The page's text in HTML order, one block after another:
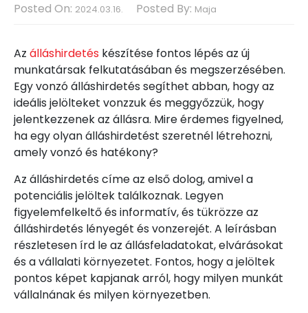
Posted On: 2024.03.16. Posted By: Maja
Az álláshirdetés készítése fontos lépés az új
munkatársak felkutatásában és megszerzésében.
Egy vonzó álláshirdetés segíthet abban, hogy az
ideális jelölteket vonzzuk és meggyőzzük, hogy
jelentkezzenek az állásra. Mire érdemes figyelned,
ha egy olyan álláshirdetést szeretnél létrehozni,
amely vonzó és hatékony?
Az álláshirdetés címe az első dolog, amivel a
potenciális jelöltek találkoznak. Legyen
figyelemfelkeltő és informatív, és tükrözze az
álláshirdetés lényegét és vonzerejét. A leírásban
részletesen írd le az állásfeladatokat, elvárásokat
és a vállalati környezetet. Fontos, hogy a jelöltek
pontos képet kapjanak arról, hogy milyen munkát
vállalnának és milyen környezetben.